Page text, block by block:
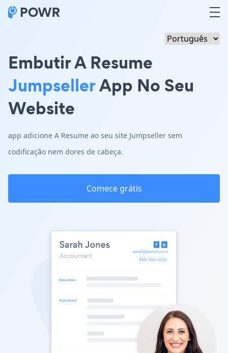
Embutir A Resume
JumpsellerApp No Seu
Website
app adicione A Resume ao seu site Jumpseller sem
codificação nem dores de cabeça.
Comece grátis